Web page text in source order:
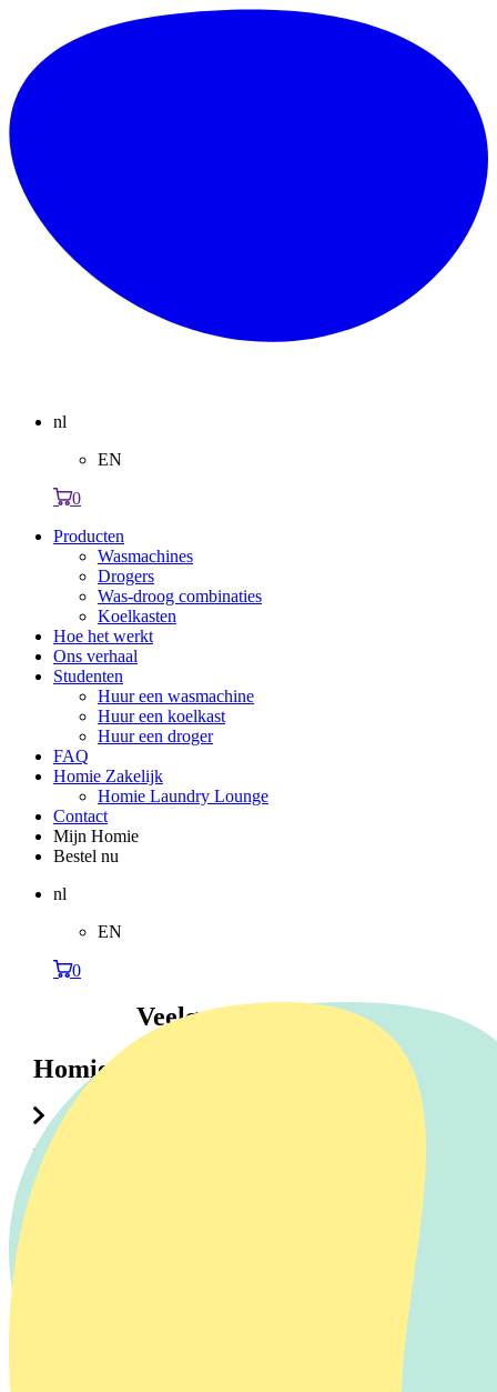
nl
EN
0
Producten
Wasmachines
Drogers
Was-droog combinaties
Koelkasten
Hoe het werkt
Ons verhaal
Studenten
Huur een wasmachine
Huur een koelkast
Huur een droger
FAQ
Homie Zakelijk
Homie Laundry Lounge
Contact
Mijn Homie
Bestel nu
nl
EN
0
Veelgestelde vragen
HomieAtHome
Waarom heet Homie Pay-Per-Use nu HomieAtHome?